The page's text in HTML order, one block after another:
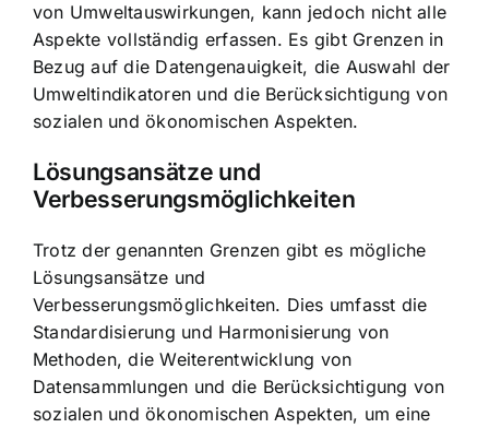
von Umweltauswirkungen, kann jedoch nicht alle
Aspekte vollständig erfassen. Es gibt Grenzen in
Bezug auf die Datengenauigkeit, die Auswahl der
Umweltindikatoren und die Berücksichtigung von
sozialen und ökonomischen Aspekten.
Lösungsansätze und
Verbesserungsmöglichkeiten
Trotz der genannten Grenzen gibt es mögliche
Lösungsansätze und
Verbesserungsmöglichkeiten. Dies umfasst die
Standardisierung und Harmonisierung von
Methoden, die Weiterentwicklung von
Datensammlungen und die Berücksichtigung von
sozialen und ökonomischen Aspekten, um eine